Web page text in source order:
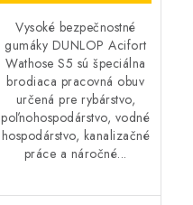
Vysoké bezpečnostné
gumáky DUNLOP Acifort
Wathose S5 sú špeciálna
brodiaca pracovná obuv
určená pre rybárstvo,
poľnohospodárstvo, vodné
hospodárstvo, kanalizačné
práce a náročné...